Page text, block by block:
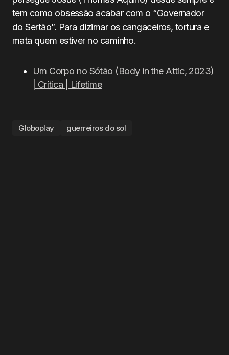
tem como obsessão acabar com o “Governador
do Sertão”. Para dizimar os cangaceiros, tortura e
mata quem estiver no caminho.
Um Corpo no Sótão (Body in the Attic, 2023)
| Crítica | Lifetime
Globoplay guerreiros do sol